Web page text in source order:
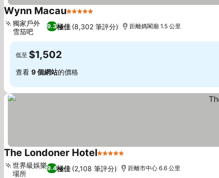
Wynn Macau5 星級
9.3極佳 (8,302 筆評分)
獨家戶外
雪茄吧
距離媽閣廟 1.5 公里
低至 $1,502
查看 9 個網站的價格
The Londoner Hotel5 星級
9.4極佳 (2,108 筆評分)
世界級娛樂
場所
距離市中心 6.6 公里